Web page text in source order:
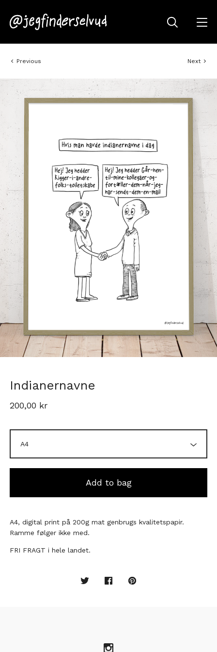
Previous Next
Indianernavne
200,00 kr
Add to bag
A4, digital print på 200g mat genbrugs kvalitetspapir.
Ramme følger ikke med.
FRI FRAGT i hele landet.